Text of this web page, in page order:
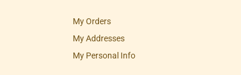
My Orders
My Addresses
My Personal Info